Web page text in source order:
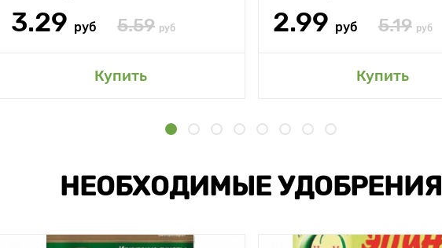
3.29 руб 5.59 руб
Купить
2.99 руб 5.19 руб
Купить
НЕОБХОДИМЫЕ УДОБРЕНИЯ